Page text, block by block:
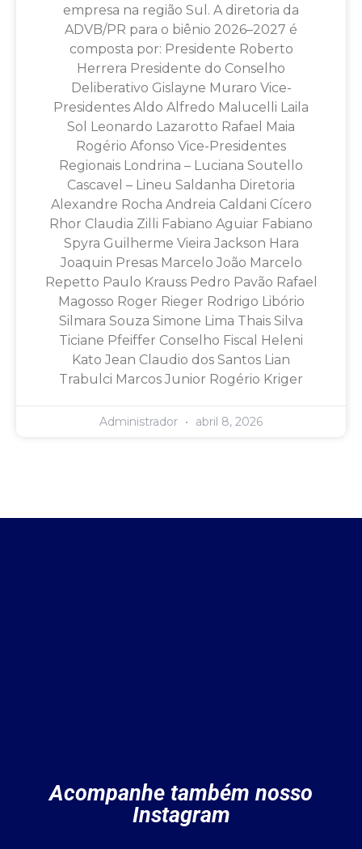
empresa na região Sul. A diretoria da
ADVB/PR para o biênio 2026–2027 é
composta por: Presidente Roberto
Herrera Presidente do Conselho
Deliberativo Gislayne Muraro Vice-
Presidentes Aldo Alfredo Malucelli Laila
Sol Leonardo Lazarotto Rafael Maia
Rogério Afonso Vice-Presidentes
Regionais Londrina – Luciana Soutello
Cascavel – Lineu Saldanha Diretoria
Alexandre Rocha Andreia Caldani Cícero
Rhor Claudia Zilli Fabiano Aguiar Fabiano
Spyra Guilherme Vieira Jackson Hara
Joaquin Presas Marcelo João Marcelo
Repetto Paulo Krauss Pedro Pavão Rafael
Magosso Roger Rieger Rodrigo Libório
Silmara Souza Simone Lima Thais Silva
Ticiane Pfeiffer Conselho Fiscal Heleni
Kato Jean Claudio dos Santos Lian
Trabulci Marcos Junior Rogério Kriger
Administrador abril 8, 2026
Acompanhe também nosso
Instagram